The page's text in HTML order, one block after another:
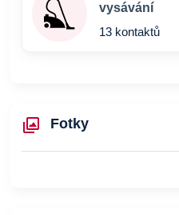
vysávání
13 kontaktů
Fotky